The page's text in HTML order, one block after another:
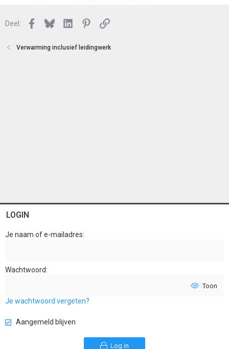
Deel: Facebook
BlueskyLinkedInPinterest
Link
Verwarming inclusief leidingwerk
LOGIN
Je naam of e-mailadres
Wachtwoord
Toon
Je wachtwoord vergeten?
Aangemeld blijven
Log in